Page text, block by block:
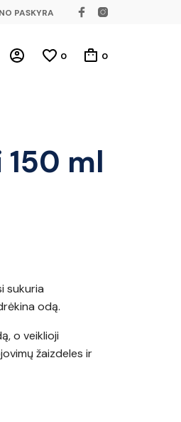
PASKYRA
0 0
ml
sukuria
odą.
o veiklioji
žaizdeles ir